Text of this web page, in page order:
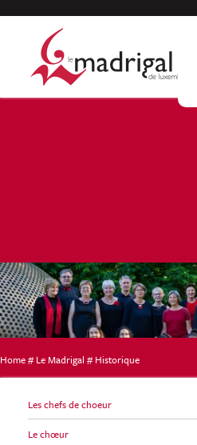
Vous
Home# Le Madrigal # Historique
Les chefs de choeur
Le chœur